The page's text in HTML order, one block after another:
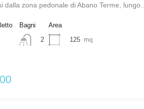
dalla zona pedonale di Abano Terme, lungo…
Bagni
2
Area
125 mq